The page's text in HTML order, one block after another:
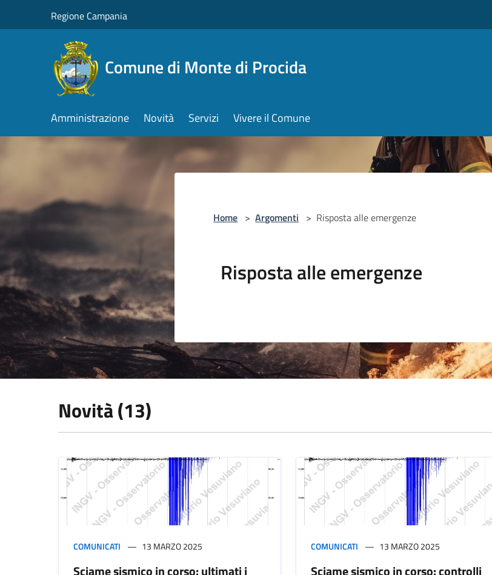
Regione Campania
Comune di Monte di Procida
Amministrazione Novità Servizi Vivere il Comune
Home > Argomenti > Risposta alle emergenze
Risposta alle emergenze
Novità (13)
COMUNICATI 13 MARZO 2025
Sciame sismico in corso: ultimati i
COMUNICATI 13 MARZO 2025
Sciame sismico in corso: controlli